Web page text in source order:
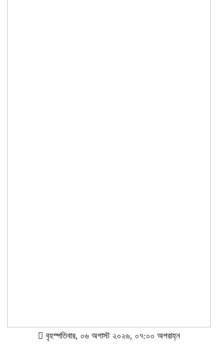
বৃহস্পতিবার, ০৬ অগাস্ট ২০২৬, ০৭:০০ অপরাহ্ন